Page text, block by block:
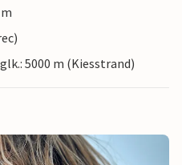
5000 m (Kiesstrand)